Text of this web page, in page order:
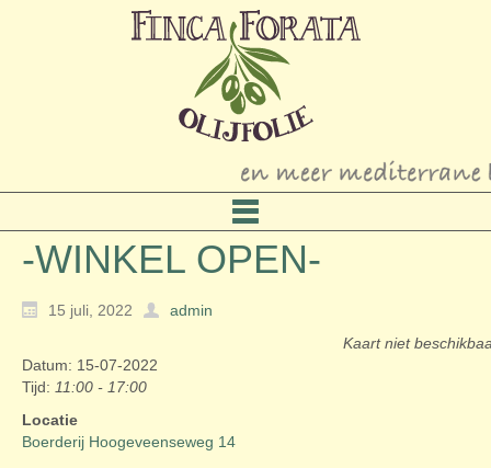
-WINKEL OPEN-
15 juli, 2022
admin
Kaart niet
Datum: 15-07-2022
Tijd: 11:00 - 17:00
Locatie
Boerderij Hoogeveenseweg 14